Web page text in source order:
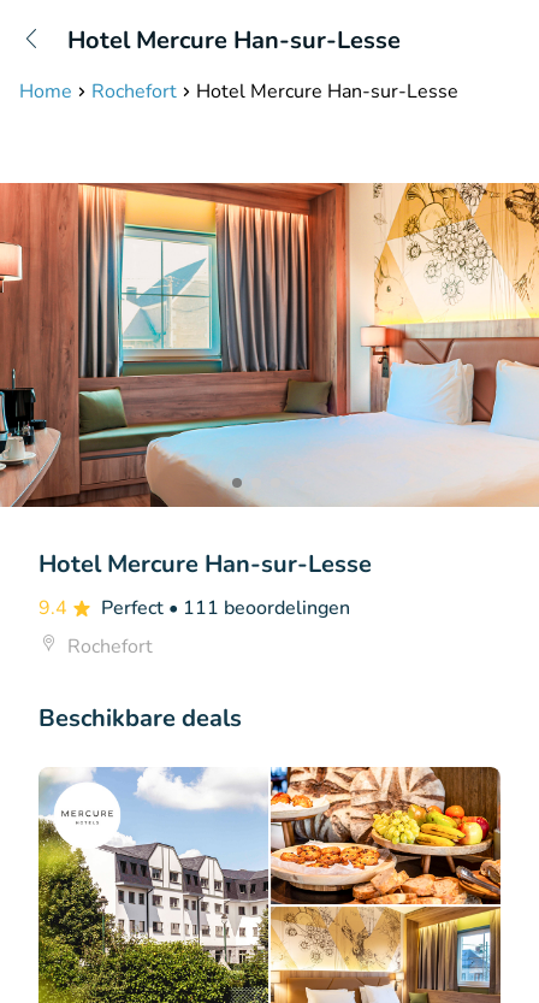
Bereikbaar tot 23:00 uur
Hotel Mercure Han-sur-Lesse
Home Rochefort Hotel Mercure Han-sur-Lesse
Hotel Mercure Han-sur-Lesse
9.4 Perfect • 111 beoordelingen
Rochefort
Beschikbare deals